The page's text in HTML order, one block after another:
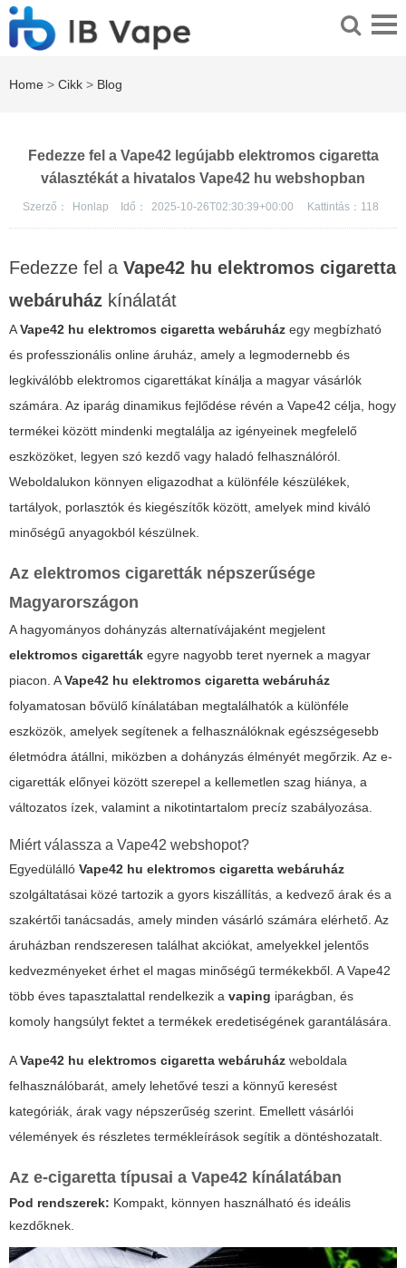
Home > Cikk > Blog
Fedezze fel a Vape42 legújabb elektromos cigaretta
választékát a hivatalos Vape42 hu webshopban
Szerző： Honlap Idő： 2025-10-26T02:30:39+00:00 Kattintás： 118
Fedezze fel a Vape42 hu elektromos cigaretta
webáruház kínálatát
AVape42 hu elektromos cigaretta webáruház egy megbízható
és professzionális online áruház, amely a legmodernebb és
legkiválóbb elektromos cigarettákat kínálja a magyar vásárlók
számára. Az iparág dinamikus fejlődése révén a Vape42 célja, hogy
termékei között mindenki megtalálja az igényeinek megfelelő
eszközöket, legyen szó kezdő vagy haladó felhasználóról.
Weboldalukon könnyen eligazodhat a különféle készülékek,
tartályok, porlasztók és kiegészítők között, amelyek mind kiváló
minőségű anyagokból készülnek.
Az elektromos cigaretták népszerűsége
Magyarországon
A hagyományos dohányzás alternatívájaként megjelent
elektromos cigaretták egyre nagyobb teret nyernek a magyar
piacon. AVape42 hu elektromos cigaretta webáruház
folyamatosan bővülő kínálatában megtalálhatók a különféle
eszközök, amelyek segítenek a felhasználóknak egészségesebb
életmódra átállni, miközben a dohányzás élményét megőrzik. Az e-
cigaretták előnyei között szerepel a kellemetlen szag hiánya, a
változatos ízek, valamint a nikotintartalom precíz szabályozása.
Miért válassza a Vape42 webshopot?
Egyedülálló Vape42 hu elektromos cigaretta webáruház
szolgáltatásai közé tartozik a gyors kiszállítás, a kedvező árak és a
szakértői tanácsadás, amely minden vásárló számára elérhető. Az
áruházban rendszeresen találhat akciókat, amelyekkel jelentős
kedvezményeket érhet el magas minőségű termékekből. AVape42
több éves tapasztalattal rendelkezik a vaping iparágban, és
komoly hangsúlyt fektet a termékek eredetiségének garantálására.
AVape42 hu elektromos cigaretta webáruház weboldala
felhasználóbarát, amely lehetővé teszi a könnyű keresést
kategóriák, árak vagy népszerűség szerint. Emellett vásárlói
vélemények és részletes termékleírások segítik a döntéshozatalt.
Az e-cigaretta típusai a Vape42 kínálatában
Pod rendszerek: Kompakt, könnyen használható és ideális
kezdőknek.